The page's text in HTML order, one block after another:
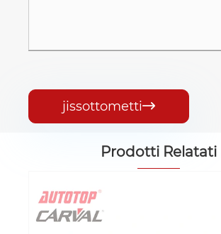
jissottometti
Prodotti Relatati